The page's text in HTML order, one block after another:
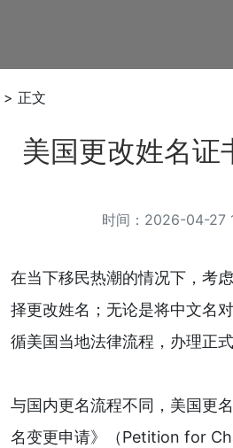
> 正文
美国更改姓名证
时间：2026-04-27
在当下移民热潮的情况下，考
择更改姓名；无论是将中文名
循美国当地法律流程，办理正
与国内更名流程不同，美国更
名变更申请》（Petition for